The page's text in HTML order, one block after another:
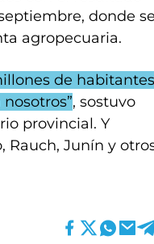
donde se
agropecuaria.
de
, sostuvo
provincial. Y
Rauch, Junín y